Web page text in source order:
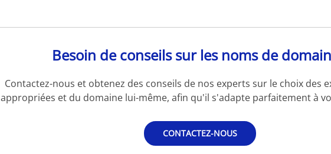
Besoin de conseils sur les noms de
Contactez-nous et obtenez des conseils de nos experts sur le choix des
appropriées et du domaine lui-même, afin qu'il s'adapte parfaitement à
CONTACTEZ-NOUS